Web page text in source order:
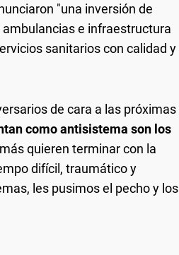
"una inversión de
e infraestructura
sanitarios con calidad y
de cara a las próximas
como antisistema son los
quieren terminar con la
difícil, traumático y
les pusimos el pecho y los